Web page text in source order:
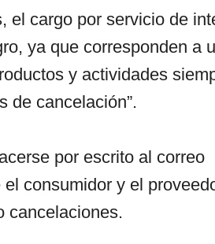
cargo por servicio de
ya que corresponden a
y actividades
de cancelación”.
por escrito al correo
consumidor y el
cancelaciones.